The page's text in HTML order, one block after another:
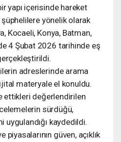
yapı içerisinde hareket
yönelik olarak
Kocaeli, Konya, Batman,
4 Şubat 2026 tarihinde eş
adreslerinde arama
materyale el konuldu.
ettikleri değerlendirilen
sürdüğü,
uygulandığı kaydedildi.
güven, açıklık